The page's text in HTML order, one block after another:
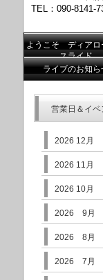
TEL：090-8141-
ようこそ ディア
スライド
ライブのお知ら
営業日＆イベ
2026 12月
2026 11月
2026 10月
2026 9月
2026 8月
2026 7月